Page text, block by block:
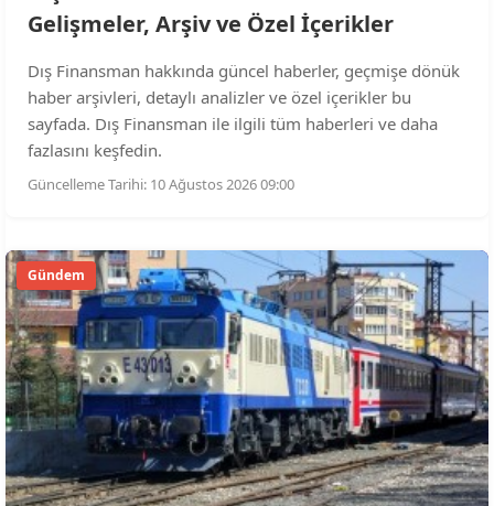
Gelişmeler, Arşiv ve Özel İçerikler
Dış Finansman hakkında güncel haberler, geçmişe dönük
haber arşivleri, detaylı analizler ve özel içerikler bu
sayfada. Dış Finansman ile ilgili tüm haberleri ve daha
fazlasını keşfedin.
Güncelleme Tarihi: 10 Ağustos 2026 09:00
Gündem